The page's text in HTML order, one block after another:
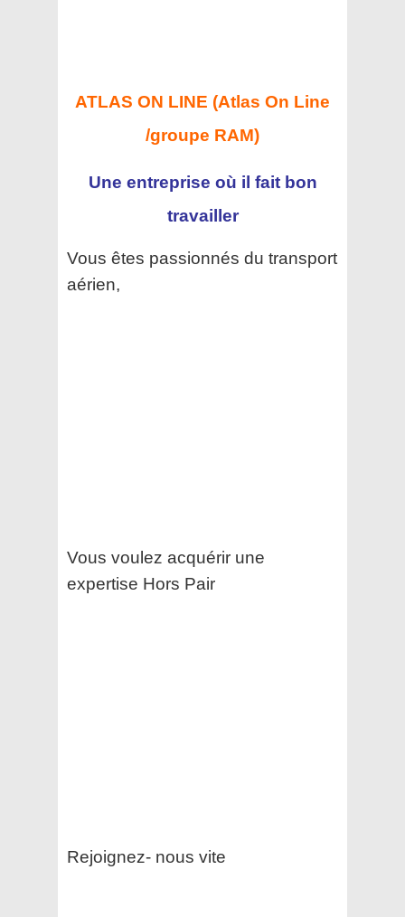
ATLAS ON LINE (Atlas On Line
/groupe RAM)
Une entreprise où il fait bon
travailler
Vous êtes passionnés du transport
aérien,
Vous voulez acquérir une
expertise Hors Pair
Rejoignez- nous vite